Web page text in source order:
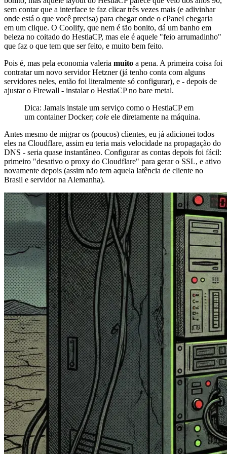
sem contar que a interface te faz clicar três vezes mais (e adivinhar
onde está o que você precisa) para chegar onde o cPanel chegaria
em um clique. O Coolify, que nem é tão bonito, dá um banho em
beleza no coitado do HestiaCP, mas ele é aquele "feio arrumadinho"
que faz o que tem que ser feito, e muito bem feito.
Pois é, mas pela economia valeria muito a pena. A primeira coisa foi
contratar um novo servidor Hetzner (já tenho conta com alguns
servidores neles, então foi literalmente só configurar), e - depois de
ajustar o Firewall - instalar o HestiaCP no bare metal.
Dica: Jamais instale um serviço como o HestiaCP em
um container Docker; cole ele diretamente na máquina.
Antes mesmo de migrar os (poucos) clientes, eu já adicionei todos
eles na Cloudflare, assim eu teria mais velocidade na propagação do
DNS - seria quase instantâneo. Configurar as contas depois foi fácil:
primeiro "desativo o proxy do Cloudflare" para gerar o SSL, e ativo
novamente depois (assim não tem aquela latência de cliente no
Brasil e servidor na Alemanha).